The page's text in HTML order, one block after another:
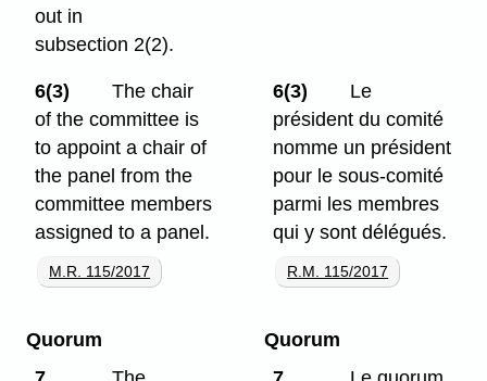
out in
subsection 2(2).
6(3)
The chair
of the committee is
to appoint a chair of
the panel from the
committee members
assigned to a panel.
M.R. 115/2017
6(3)
Le
président du comité
nomme un président
pour le sous-comité
parmi les membres
qui y sont délégués.
R.M. 115/2017
Quorum
Quorum